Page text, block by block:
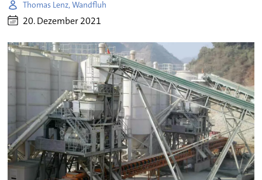
Thomas Lenz, Wandfluh
20. Dezember 2021